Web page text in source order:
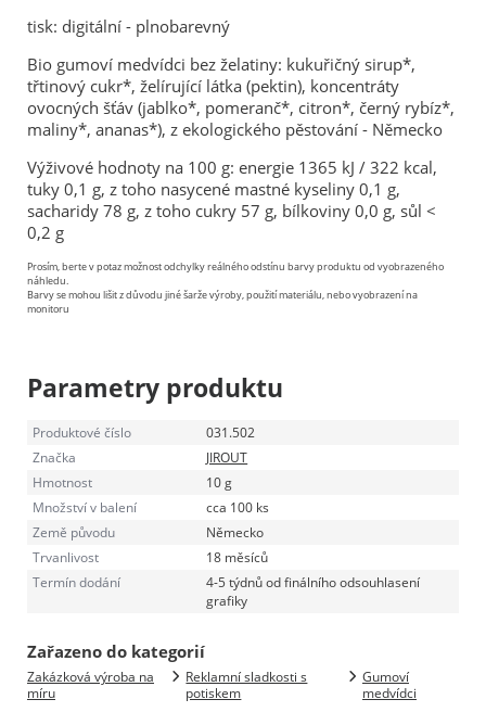
tisk: digitální - plnobarevný
Bio gumoví medvídci bez želatiny: kukuřičný sirup*,
třtinový cukr*, želírující látka (pektin), koncentráty
ovocných šťáv (jablko*, pomeranč*, citron*, černý rybíz*,
maliny*, ananas*), z ekologického pěstování - Německo
Výživové hodnoty na 100 g: energie 1365 kJ / 322 kcal,
tuky 0,1 g, z toho nasycené mastné kyseliny 0,1 g,
sacharidy 78 g, z toho cukry 57 g, bílkoviny 0,0 g, sůl <
0,2 g
Prosím, berte v potaz možnost odchylky reálného odstínu barvy produktu od vyobrazeného
náhledu.
Barvy se mohou lišit z důvodu jiné šarže výroby, použití materiálu, nebo vyobrazení na
monitoru
Parametry produktu
Produktové číslo
031.502
Značka
JIROUT
Hmotnost
10 g
Množství v balení
cca 100 ks
Země původu
Německo
Trvanlivost
18 měsíců
Termín dodání
4-5 týdnů od finálního odsouhlasení
grafiky
Zařazeno do kategorií
Zakázková výroba na
míru
Reklamní sladkosti s
potiskem
Gumoví
medvídci